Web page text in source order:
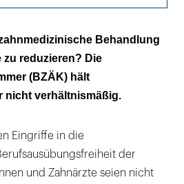
integraler Bestandteil der
für die Zahnmedizin
von erkrankten Notfall-
der Prüfung im Einzelfall
Behandlung
reduzieren? Die
(BZÄK) hält
nicht verhältnismäßig.
Eingriffe in die
der
und Zahnärzte seien nicht